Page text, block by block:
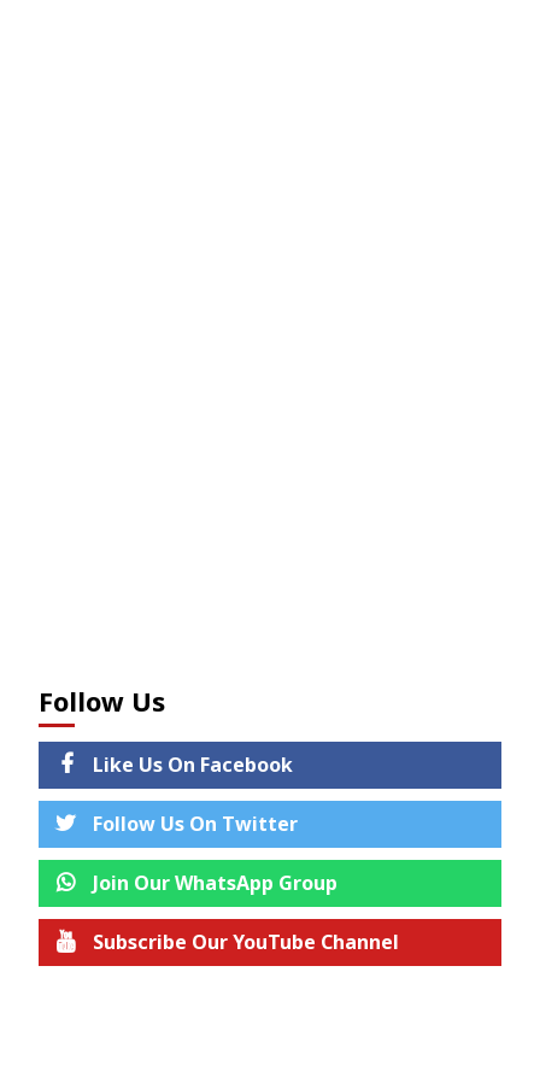
Follow Us
Like Us On Facebook
Follow Us On Twitter
Join Our WhatsApp Group
Subscribe Our YouTube Channel